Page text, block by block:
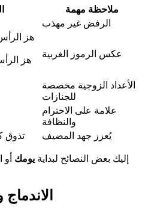
ملاحظة مهمة
الرفض غير مهذب
هز
هز
عكس الرموز الغربية
الأعداد الزوجية مخصصة
للجنازات
علامة على الاحترام
والنظافة
تذوق يُعزز جهد المضيف
إليك بعض النصائح لبداية يومك